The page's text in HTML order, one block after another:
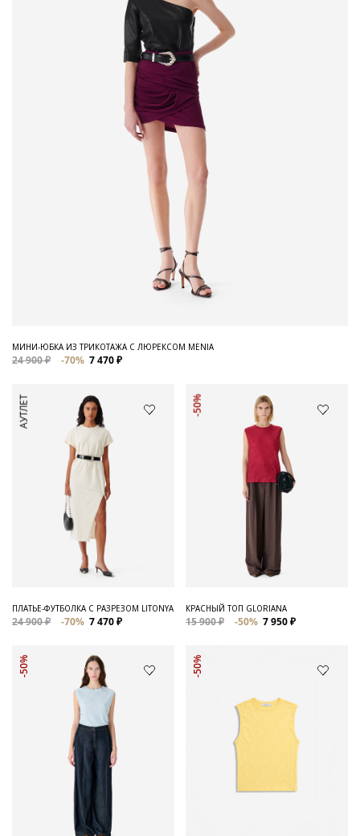
МИНИ-ЮБКА ИЗ ТРИКОТАЖА С ЛЮРЕКСОМ MENIA
24 900 ₽ -70% 7 470 ₽
АУТЛЕТ
ПЛАТЬЕ-ФУТБОЛКА С РАЗРЕЗОМ LITONYA
24 900 ₽ -70% 7 470 ₽
-50%
КРАСНЫЙ ТОП GLORIANA
15 900 ₽ -50% 7 950 ₽
-50% -50%